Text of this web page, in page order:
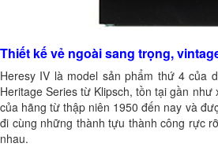
Thiết kế vẻ ngoài sang trọng,
Heresy IV là model sản phẩm thứ 4 của
Heritage Series từ Klipsch, tồn tại gần
của hãng từ thập niên 1950 đến nay và
đi cùng những thành tựu thành công rực
nhau.